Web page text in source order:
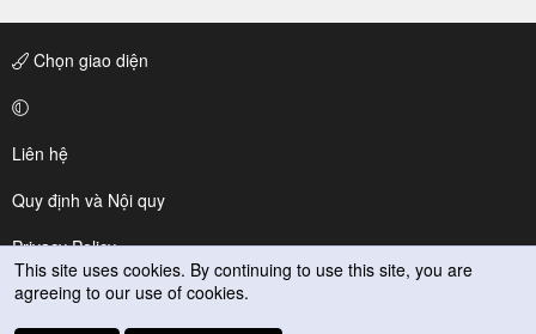
Chọn giao diện
Liên hệ
Quy định và Nội quy
Privacy Policy
Trợ giúp
This site uses cookies. By continuing to use this site, you are
agreeing to our use of cookies.